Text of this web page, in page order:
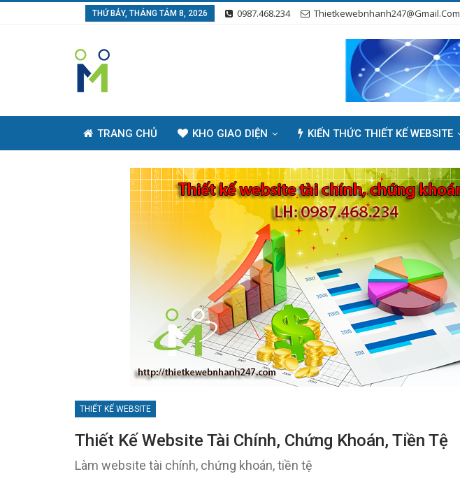
THỨ BẢY, THÁNG TÁM 8, 2026 0987.468.234 Thietkewebnhanh247@gmail.com
TRANG CHỦ KHO GIAO DIỆN KIẾN THỨC THIẾT KẾ WEBSITE
THIẾT KẾ WEBSITE
Thiết Kế Website Tài Chính, Chứng Khoán, Tiền Tệ
Làm website tài chính, chứng khoán, tiền tệ